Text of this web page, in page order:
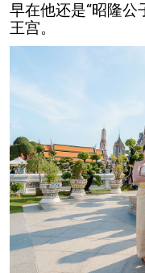
早在他还是“昭隆公
王宫。